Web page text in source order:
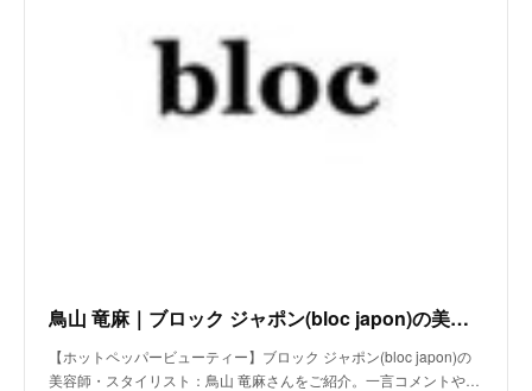
鳥山 竜麻｜ブロック ジャポン(bloc japon)の美容師・スタイリスト｜ホットペッパービューティー
【ホットペッパービューティー】ブロック ジャポン(bloc japon)の
美容師・スタイリスト：鳥山 竜麻さんをご紹介。一言コメントや…